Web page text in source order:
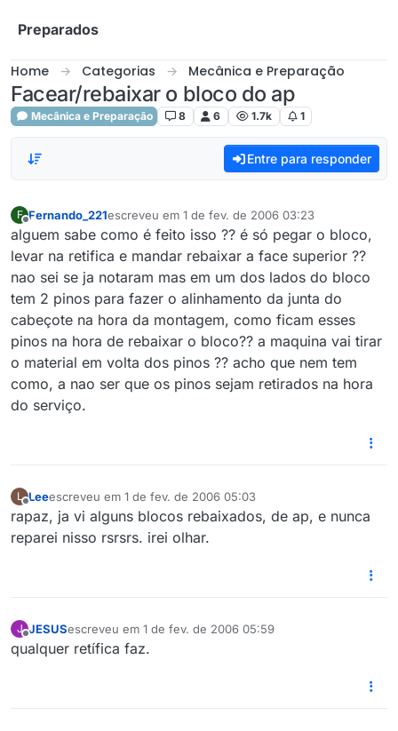
Preparados
Home Categorias Mecânica e Preparação
Facear/rebaixar o bloco do ap
Mecânica e Preparação 8 6 1.7k 1
Entre para responder
F Fernando_221escreveu em 1 de fev. de 2006 03:23
última edição por
alguem sabe como é feito isso ?? é só pegar o bloco,
levar na retifica e mandar rebaixar a face superior ??
nao sei se ja notaram mas em um dos lados do bloco
tem 2 pinos para fazer o alinhamento da junta do
cabeçote na hora da montagem, como ficam esses
pinos na hora de rebaixar o bloco?? a maquina vai tirar
o material em volta dos pinos ?? acho que nem tem
como, a nao ser que os pinos sejam retirados na hora
do serviço.
L
Offline
Leeescreveu em 1 de fev. de 2006 05:03
última edição por
rapaz, ja vi alguns blocos rebaixados, de ap, e nunca
reparei nisso rsrsrs. irei olhar.
J
Offline
JESUSescreveu em 1 de fev. de 2006 05:59
última edição por
qualquer retífica faz.